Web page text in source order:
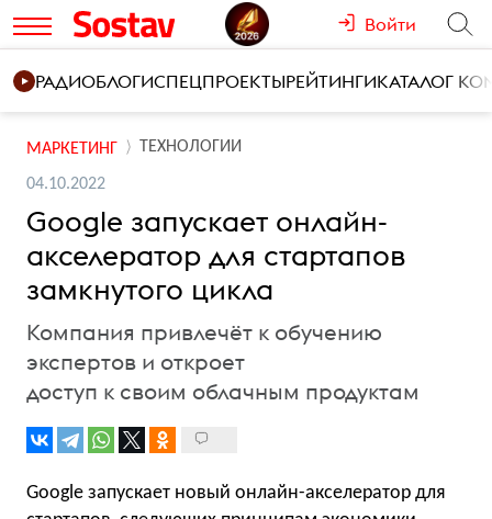
Войти
РАДИОБЛОГИСПЕЦПРОЕКТЫРЕЙТИНГИКАТАЛОГ
МАРКЕТИНГ ТЕХНОЛОГИИ
04.10.2022
Google запускает онлайн-
акселератор для стартапов
замкнутого цикла
Компания привлечёт к обучению
экспертов и откроет
доступ к своим облачным продуктам
Google запускает новый онлайн-акселератор для